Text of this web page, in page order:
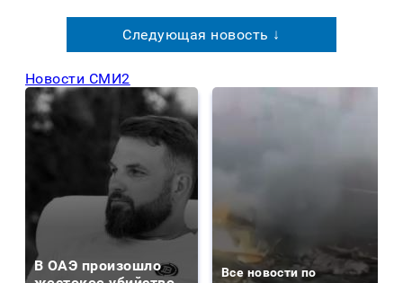
Следующая новость ↓
Новости СМИ2
В ОАЭ произошло
Все новости по